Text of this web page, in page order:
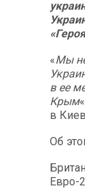
«Мы
в ее
Крым
в
Об
Евро-